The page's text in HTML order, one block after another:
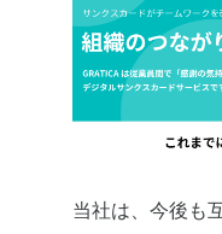
当社は、今後も